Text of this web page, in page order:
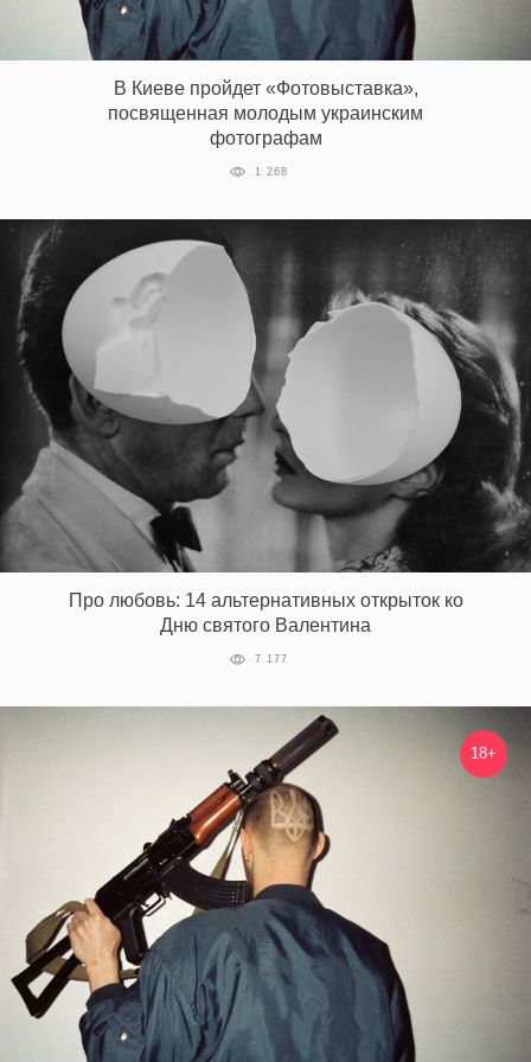
В Киеве пройдет «Фотовыставка»,
посвященная молодым украинским
фотографам
1 268
Про любовь: 14 альтернативных открыток ко
Дню святого Валентина
7 177
18+